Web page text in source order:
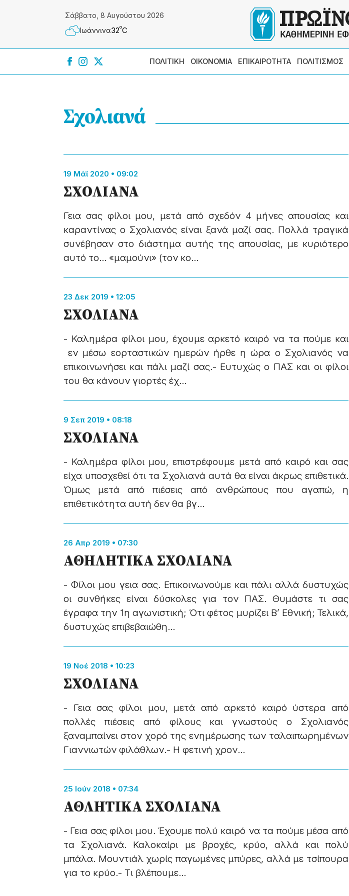
Σάββατο, 8 Αυγούστου 2026
Ιωάννɩνα32ºC
ΠΟΛΙΤΙΚΗ ΟΙΚΟΝΟΜΙΑ ΕΠΙΚΑΙΡΟΤΗΤΑ ΠΟΛΙΤΙΣΜΟΣ
Σχολιανά
19 Μάϊ 2020 • 09:02
ΣΧΟΛΙΑΝΑ
Γεια σας φίλοι μου, μετά από σχεδόν 4 μήνες απουσίας και
καραντίνας ο Σχολιανός είναι ξανά μαζί σας. Πολλά τραγικά
συνέβησαν στο διάστημα αυτής της απουσίας, με κυριότερο
αυτό το… «μαμούνι» (τον κο...
23 Δεκ 2019 • 12:05
ΣΧΟΛΙΑΝΑ
- Καλημέρα φίλοι μου, έχουμε αρκετό καιρό να τα πούμε και
εν μέσω εορταστικών ημερών ήρθε η ώρα ο Σχολιανός να
επικοινωνήσει και πάλι μαζί σας.- Ευτυχώς ο ΠΑΣ και οι φίλοι
του θα κάνουν γιορτές έχ...
9 Σεπ 2019 • 08:18
ΣΧΟΛΙΑΝΑ
- Καλημέρα φίλοι μου, επιστρέφουμε μετά από καιρό και σας
είχα υποσχεθεί ότι τα Σχολιανά αυτά θα είναι άκρως επιθετικά.
Όμως μετά από πιέσεις από ανθρώπους που αγαπώ, η
επιθετικότητα αυτή δεν θα βγ...
26 Απρ 2019 • 07:30
ΑΘΗΛΗΤΙΚΑ ΣΧΟΛΙΑΝΑ
- Φίλοι μου γεια σας. Επικοινωνούμε και πάλι αλλά δυστυχώς
οι συνθήκες είναι δύσκολες για τον ΠΑΣ. Θυμάστε τι σας
έγραφα την 1η αγωνιστική; Ότι φέτος μυρίζει Β’ Εθνική; Τελικά,
δυστυχώς επιβεβαιώθη...
19 Νοέ 2018 • 10:23
ΣΧΟΛΙΑΝΑ
- Γεια σας φίλοι μου, μετά από αρκετό καιρό ύστερα από
πολλές πιέσεις από φίλους και γνωστούς ο Σχολιανός
ξαναμπαίνει στον χορό της ενημέρωσης των ταλαιπωρημένων
Γιαννιωτών φιλάθλων.- Η φετινή χρον...
25 Ιούν 2018 • 07:34
ΑΘΛΗΤΙΚΑ ΣΧΟΛΙΑΝΑ
- Γεια σας φίλοι μου. Έχουμε πολύ καιρό να τα πούμε μέσα από
τα Σχολιανά. Καλοκαίρι με βροχές, κρύο, αλλά και πολύ
μπάλα. Μουντιάλ χωρίς παγωμένες μπύρες, αλλά με τσίπουρα
για το κρύο.- Τι βλέπουμε...